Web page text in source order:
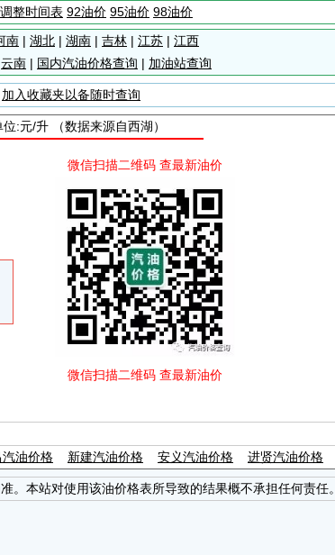
整时间表 92油价 95油价 98油价
南 | 湖北 | 湖南 | 吉林 | 江苏 | 江西
云南 | 国内汽油价格查询 | 加油站查询
加入收藏夹以备随时查询
:元/升 （数据来源自西湖）
微信扫描二维码 查最新油价
微信扫描二维码 查最新油价
汽油价格 新建汽油价格 安义汽油价格 进贤汽油价格
本站对使用该油价格表所导致的结果概不承担任何责任。